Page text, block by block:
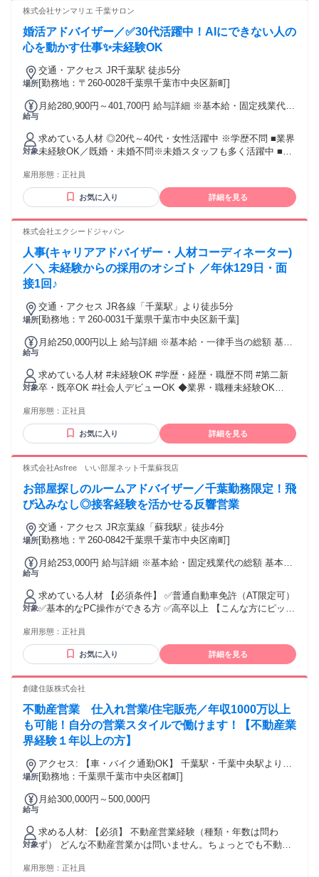
成長したい方
株式会社サンマリエ 千葉サロン
婚活アドバイザー／✅30代活躍中！AIにできない人の
心を動かす仕事✨未経験OK
場所
交通・アクセス JR千葉駅 徒歩5分
[勤務地：〒260-0028千葉県千葉市中央区新町]
給与
月給280,900円～401,700円 給与詳細 ※基本給・固定残業代の
あり 1ヶ月あたり4万2400円（固定残業時間：1ヶ月あたり23
時間） 固定残業時間を超えた勤務時間については別途残業代
を支給する 【一律手当】 全員に一律で支払われる通勤・皆
勤・家族手当金額：あり 全員に一律で支払われるその他手当
に応じた昇給】 月給280,900円～401,700円 ＋毎月インセンテ
ィブ ※交通費支給（上限3万円まで） ━━━ インセンティブ
について ━━━ ✨ 成果がダイレクトに給与へ反映 ✨ 入社半
年後からは目標金額を達成した場合、インセンティブが支給
されます。 (月々10万以上獲得しているアドバイザー多数)
対象
求めている人材 ◎20代～40代・女性活躍中 ※学歴不問 ■業界
未経験OK／既婚・未婚不問※未婚スタッフも多く活躍中 ■髪
です！ ・接客や販売など対人経験をお持ちの方！ ・販売職か
ら本格的な営業にステップアップしたい方！ ・人と深く向き
合う仕事がしたい方 ・相手の話に耳を傾け本質的なヒアリン
くらいの女性が多く活躍している職場です。 未婚や既婚は問
経験が、誰かの背中を押す力になります✨ ＼ひとつでも当て
はまる方は大歓迎／ ◎お客様としっかり向き合いたい方 ◎人
の役に立つお仕事に就きたい方 ◎人と会話することが好きな
方 ◎周囲からよく相談事をされる方 など 【過去に採用した
転職者例】 未経験の方90％以上で、色々な業界から転職先に
選んでいただいております！ 入社後に研修を用意しています
はこんなお仕事を経験しています！＞ ・ブライダルプランナ
テンダント ・販売スタッフ ・営業アシスタント ・ヨガイン
ストラクター など 【女性管理職多数在籍】 ◆チームマネジ
メントを担うリーダー ◆複数店舗や別地域を統括するエリア
マネジャー ◆本部採用育成担当 など、リーダー職の育成に力
能です。 希望のキャリアを描けるよう、会社がサポートしま
す！ アドバイザーの経験を活かしてカウンセラーやイベント
運営、営業管理部門へのジョブチェンジもOK！
雇用形態： 正社員
お気に入り 詳細を見る
株式会社エクシードジャパン
人事(キャリアアドバイザー・人材コーディネーター)
／＼ 未経験からの採用のオシゴト ／年休129日・面
接1回♪
場所
交通・アクセス JR各線「千葉駅」より徒歩5分
[勤務地：〒260-0031千葉県千葉市中央区新千葉]
給与
月給250,000円以上 給与詳細 ※基本給・一律手当の総額 基本
に一律で支払われる通勤・皆勤・家族手当金額：あり 全員に
一律で支払われるその他手当金額：あり 1ヶ月あたり4万4000
円 ※東京のみ別途地域手当支給 ※経験・能力を考慮の上、当
社規定により優遇いたします。 【 各種手当 】 ■交通費支給
円） ■資格手当（月3,000円～／規定有） ■資格取得補助費支
給（月2,000円～／規定有） ■住宅手当（月5,000円～／規定
有） ■扶養手当（1万円／月） ■子供手当（1人5,000円／月）
対象
求めている人材 #未経験OK #学歴・経歴・職歴不問 #第二新
卒・既卒OK #社会人デビューOK ◆業界・職種未経験OK
くコミュニケーションが取れる方 ＼★こんな方に向いていま
す★／ ・自分に合うシゴトを見つけたい方 ・叶えたい夢や目
標を見つけたい方 ・はたらく場所の融通を利かせたい方 ・働
／ 飲食店スタッフ／保育士／携帯ショップ店員 不動産営業／
「自分かな？」と感じたら ぜひご応募お待ちしております♪
＼
雇用形態： 正社員
お気に入り 詳細を見る
株式会社Asfree いい部屋ネット千葉蘇我店
お部屋探しのルームアドバイザー／千葉勤務限定！飛
び込みなし◎接客経験を活かせる反響営業
場所
交通・アクセス JR京葉線「蘇我駅」徒歩4分
[勤務地：〒260-0842千葉県千葉市中央区南町]
給与
月給253,000円 給与詳細 ※基本給・固定残業代の総額 基本
（固定残業時間：1ヶ月あたり30時間） 固定残業時間を超え
た勤務時間については別途残業代を支給する 【一律手当】 全
員に一律で支払われる通勤・皆勤・家族手当金額：あり 全員
に一律で支払われるその他手当金額：なし ・通勤手当支給
士資格保有者） ・歩合制度あり（月平均5万円～10万円支給
実績あり） ※試用期間・研修期間中は固定残業代の適用はあ
りません。
対象
求めている人材 【必須条件】 ✅普通自動車免許（AT限定可）
✅基本的なPC操作ができる方 ✅高卒以上 【こんな方にピッタ
たい方 ✅人と話すことが好きな方 ✅飛び込み営業やテレアポ
ではなく、お客様に寄り添う仕事がしたい方 ✅千葉で腰を据
えて働きたい方 ✅不動産やお部屋探しに興味がある方 ✅車の
長させたい方 【未経験からのチャレンジを応援します】 当社
店員、アパレル販売、新聞配など、 接客経験を活かして活躍
している社員も在籍しています。 そのため、不動産の知識や
営業経験がなくても心配はいりません。 「営業に挑戦してみ
たい」 「今より収入もスキルも上げたい」 そんな想いをお持
ちの方を歓迎します！
雇用形態： 正社員
お気に入り 詳細を見る
創建住販株式会社
不動産営業 仕入れ営業/住宅販売／年収1000万以上
も可能！自分の営業スタイルで働けます！【不動産業
界経験１年以上の方】
場所
アクセス: 【車・バイク通勤OK】 千葉駅・千葉中央駅より車
10分！ 都保育所バス停下車1分！ ※バスの場合…『千葉駅』
町2丁目交差点を右折後すぐ
[勤務地：千葉県千葉市中央区都町]
給与
月給300,000円～500,000円
対象
求める人材: 【必須】 不動産営業経験（種類・年数は問わ
ず） どんな不動産営業かは問いません。ちょっとでも不動産
い！ * 賃貸仲介営業 * 住宅販売営業 * 住宅売買営業 * 不動産
雇用形態： 正社員